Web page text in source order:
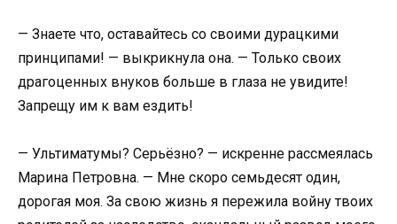
— Знаете что, оставайтесь со своими дурацкими
принципами! — выкрикнула она. — Только своих
драгоценных внуков больше в глаза не увидите!
Запрещу им к вам ездить!
— Ультиматумы? Серьёзно? — искренне рассмеялась
Марина Петровна. — Мне скоро семьдесят один,
дорогая моя. За свою жизнь я пережила войну твоих